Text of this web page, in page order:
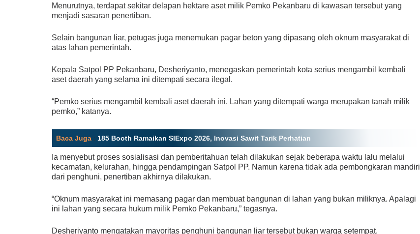
Menurutnya, terdapat sekitar delapan hektare aset milik Pemko Pekanbaru di kawasan tersebut yang
menjadi sasaran penertiban.
Selain bangunan liar, petugas juga menemukan pagar beton yang dipasang oleh oknum masyarakat di
atas lahan pemerintah.
Kepala Satpol PP Pekanbaru, Desheriyanto, menegaskan pemerintah kota serius mengambil kembali
aset daerah yang selama ini ditempati secara ilegal.
“Pemko serius mengambil kembali aset daerah ini. Lahan yang ditempati warga merupakan tanah milik
pemko,” katanya.
Baca Juga : 185 Booth Ramaikan SIExpo 2026, Inovasi Sawit Tarik Perhatian
Ia menyebut proses sosialisasi dan pemberitahuan telah dilakukan sejak beberapa waktu lalu melalui
kecamatan, kelurahan, hingga pendampingan Satpol PP. Namun karena tidak ada pembongkaran mandiri
dari penghuni, penertiban akhirnya dilakukan.
“Oknum masyarakat ini memasang pagar dan membuat bangunan di lahan yang bukan miliknya. Apalagi
ini lahan yang secara hukum milik Pemko Pekanbaru,” tegasnya.
Desheriyanto mengatakan mayoritas penghuni bangunan liar tersebut bukan warga setempat.